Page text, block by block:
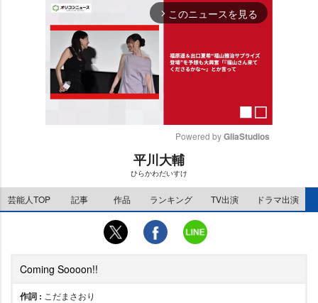
arrow_forward_ios このニュースを見る
e
Powered by GliaStudios
平川大輔
ひらかわだいすけ
芸能人TOP 記事 作品 ランキング TV出演 ドラマ出演
Coming Soooon!!
作詞 : こだまさおり